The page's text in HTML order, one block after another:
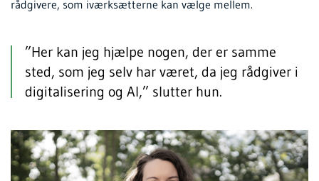
rådgivere, som iværksætterne kan vælge mellem.
”Her kan jeg hjælpe nogen, der er samme
sted, som jeg selv har været, da jeg rådgiver i
digitalisering og AI,” slutter hun.